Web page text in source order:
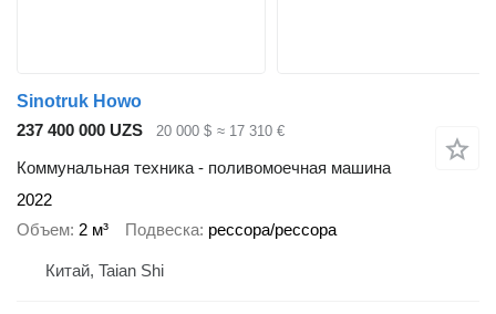
Sinotruk Howo
237 400 000 UZS
20 000 $ ≈ 17 310 €
Коммунальная техника - поливомоечная машина
2022
Объем 2 м³ Подвеска рессора/рессора
Китай, Taian Shi